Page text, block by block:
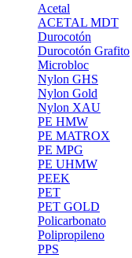
Acetal
ACETAL MDT
Durocotón
Durocotón Grafito
Microbloc
Nylon GHS
Nylon Gold
Nylon XAU
PE HMW
PE MATROX
PE MPG
PE UHMW
PEEK
PET
PET GOLD
Policarbonato
Polipropileno
PPS